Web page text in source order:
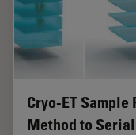
Cryo-ET
Method to